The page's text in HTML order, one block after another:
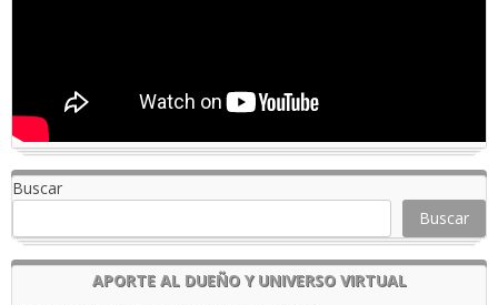
Buscar
Buscar
APORTE AL DUEÑO Y UNIVERSO VIRTUAL